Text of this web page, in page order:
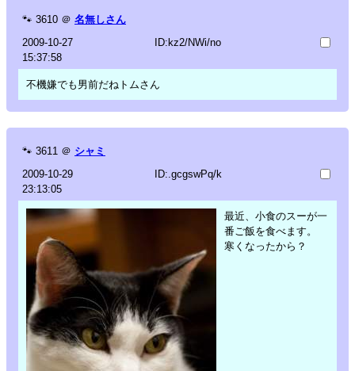
🐾 3610 ＠ 名無しさん
2009-10-27
15:37:58
ID:kz2/NWi/no
不機嫌でも男前だねトムさん
🐾 3611 ＠ シャミ
2009-10-29
23:13:05
ID:.gcgswPq/k
最近、小食のスーが一
番ご飯を食べます。
寒くなったから？